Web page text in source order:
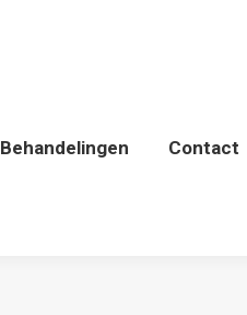
Behandelingen Contact